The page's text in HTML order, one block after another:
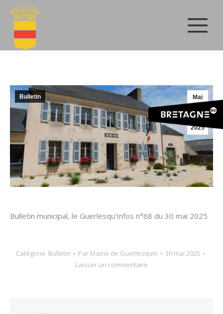
Mai
30
2025
Bulletin
Bulletin municipal, le Guerlesqu’Infos n°68 du 30 mai 2025
Catégorie Bulletin Par Mairie de Guerlesquin
30 mai 2025
Laisser un commentaire